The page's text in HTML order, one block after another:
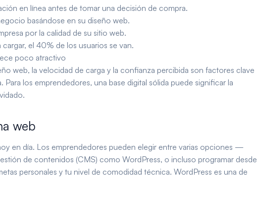
en línea antes de tomar una decisión de compra.
basándose en su diseño web.
por la calidad de su sitio web.
el 40% de los usuarios se van.
poco atractivo
web, la velocidad de carga y la confianza percibida son factores clave
los emprendedores, una base digital sólida puede significar la
web
en día. Los emprendedores pueden elegir entre varias opciones —
de contenidos (CMS) como WordPress, o incluso programar desde
personales y tu nivel de comodidad técnica. WordPress es una de